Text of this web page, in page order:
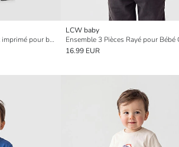
Ensemble de survêtement imprimé pour bébé garçon
LCW baby
Ensemble 3 Pièces Rayé pour Bébé
16.99 EUR